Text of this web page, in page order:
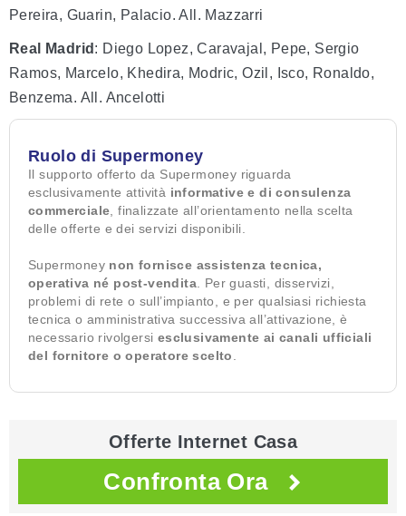
Pereira, Guarin, Palacio. All. Mazzarri
Real Madrid : Diego Lopez, Caravajal, Pepe, Sergio
Ramos, Marcelo, Khedira, Modric, Ozil, Isco, Ronaldo,
Benzema. All. Ancelotti
Ruolo di Supermoney
Il supporto offerto da Supermoney riguarda
esclusivamente attività informative e di consulenza
commerciale , finalizzate all’orientamento nella scelta
delle offerte e dei servizi disponibili.
Supermoney non fornisce assistenza tecnica,
operativa né post-vendita . Per guasti, disservizi,
problemi di rete o sull’impianto, e per qualsiasi richiesta
tecnica o amministrativa successiva all’attivazione, è
necessario rivolgersi esclusivamente ai canali ufficiali
del fornitore o operatore scelto
Offerte Internet Casa
Confronta Ora